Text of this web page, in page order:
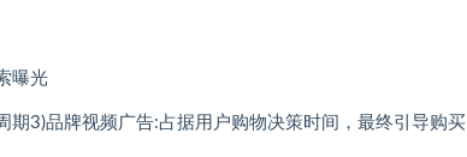
曝光
期3)品牌视频广告:占据用户购物决策时间，最终引导购买